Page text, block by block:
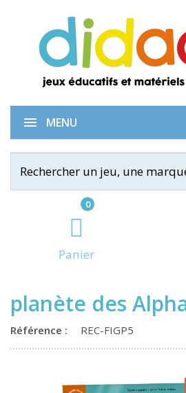
0
Panier
MENU
Les cinq
planète des
Référence : REC-FIGP5